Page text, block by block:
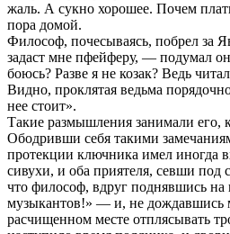
жаль. А сукно хорошее. Почем
пора домой.
Философ, почесываясь, побрел за
задаст мне пфейферу, — подумал
боюсь? Разве я не козак? Ведь
Видно, проклятая ведьма
нее стоит».
Такие размышления занимали его,
Ободривши себя такими
протекции ключника имел иногда
сивухи, и оба приятеля, севши под
что философ, вдруг поднявшись
музыкантов!» — и, не дождавшись
расчищенном месте отплясывать